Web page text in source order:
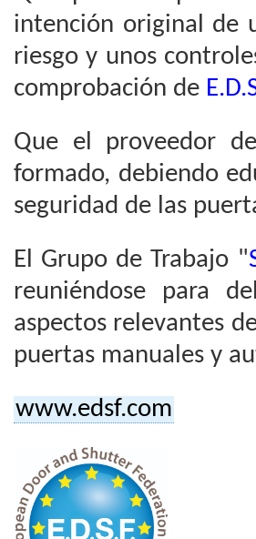
intención original de
riesgo y unos
comprobación de
Que el proveedor
formado, debiendo
seguridad de las
El Grupo de Trabajo "
reuniéndose para
aspectos relevantes
puertas manuales y
www.edsf.com